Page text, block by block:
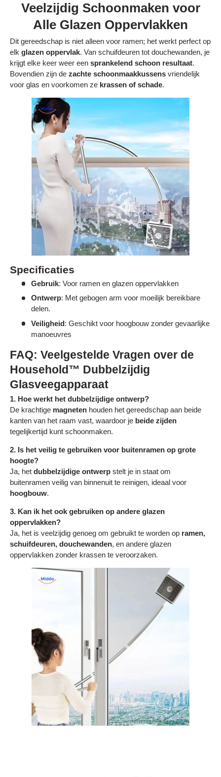
Veelzijdig Schoonmaken voor
Alle Glazen Oppervlakken
Dit gereedschap is niet alleen voor ramen; het werkt perfect op
elk glazen oppervlak. Van schuifdeuren tot douchewanden, je
krijgt elke keer weer een sprankelend schoon resultaat.
Bovendien zijn de zachte schoonmaakkussens vriendelijk
voor glas en voorkomen ze krassen of schade.
Specificaties
Gebruik: Voor ramen en glazen oppervlakken
Ontwerp: Met gebogen arm voor moeilijk bereikbare
delen.
Veiligheid: Geschikt voor hoogbouw zonder gevaarlijke
manoeuvres
FAQ: Veelgestelde Vragen over de
Household™ Dubbelzijdig
Glasveegapparaat
1. Hoe werkt het dubbelzijdige ontwerp?
De krachtige magneten houden het gereedschap aan beide
kanten van het raam vast, waardoor je beide zijden
tegelijkertijd kunt schoonmaken.
2. Is het veilig te gebruiken voor buitenramen op grote
hoogte?
Ja, het dubbelzijdige ontwerp stelt je in staat om
buitenramen veilig van binnenuit te reinigen, ideaal voor
hoogbouw.
3. Kan ik het ook gebruiken op andere glazen
oppervlakken?
Ja, het is veelzijdig genoeg om gebruikt te worden op ramen,
schuifdeuren, douchewanden, en andere glazen
oppervlakken zonder krassen te veroorzaken.